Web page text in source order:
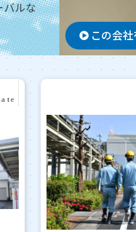
バルな
この会社